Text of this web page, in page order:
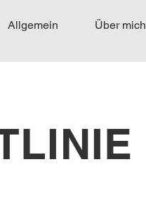
Allgemein Über mich